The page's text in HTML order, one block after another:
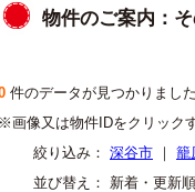
物件のご案内：
件のデータが見つかりまし
※画像又は物件IDをクリック
絞り込み： 深谷市 ｜ 籠
並び替え： 新着・更新順